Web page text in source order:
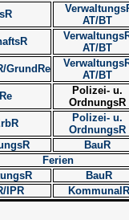
AT/BT
AT/BT
GrundRe
AT/BT
Polizei- u.
OrdnungsR
Polizei- u.
OrdnungsR
BauR
Ferien
BauR
IPR KommunalR